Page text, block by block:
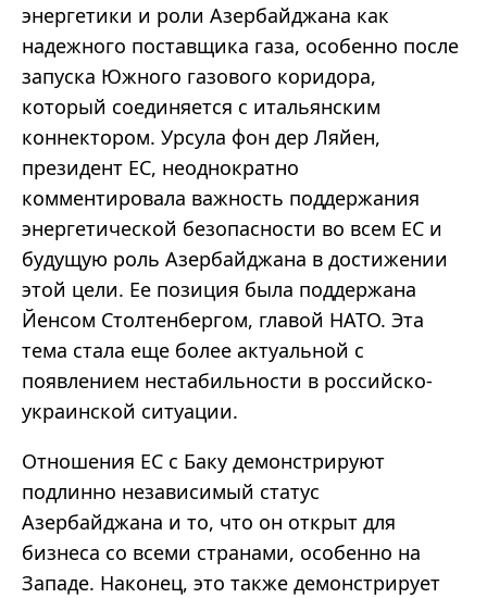
энергетики и роли Азербайджана как
надежного поставщика газа, особенно после
запуска Южного газового коридора,
который соединяется с итальянским
коннектором. Урсула фон дер Ляйен,
президент ЕС, неоднократно
комментировала важность поддержания
энергетической безопасности во всем ЕС и
будущую роль Азербайджана в достижении
этой цели. Ее позиция была поддержана
Йенсом Столтенбергом, главой НАТО. Эта
тема стала еще более актуальной с
появлением нестабильности в российско-
украинской ситуации.
Отношения ЕС с Баку демонстрируют
подлинно независимый статус
Азербайджана и то, что он открыт для
бизнеса со всеми странами, особенно на
Западе. Наконец, это также демонстрирует